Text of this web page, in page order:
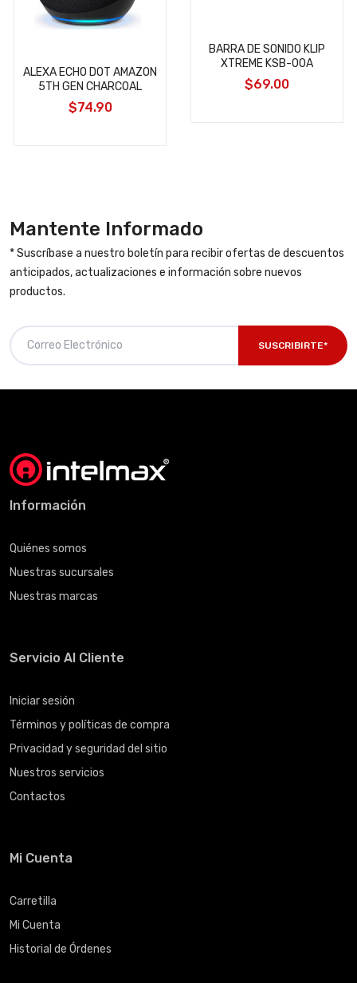
ALEXA ECHO DOT AMAZON
5TH GEN CHARCOAL
$74.90
BARRA DE SONIDO KLIP
XTREME KSB-00A
$69.00
Mantente Informado
* Suscríbase a nuestro boletín para recibir ofertas de descuentos
anticipados, actualizaciones e información sobre nuevos
productos.
SUSCRIBIRTE*
Información
Quiénes somos
Nuestras sucursales
Nuestras marcas
Servicio Al Cliente
Iniciar sesión
Términos y políticas de compra
Privacidad y seguridad del sitio
Nuestros servicios
Contactos
Mi Cuenta
Carretilla
Mi Cuenta
Historial de Órdenes